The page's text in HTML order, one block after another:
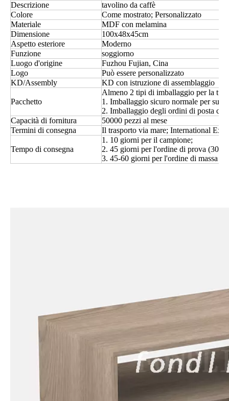
Descrizione
tavolino da caffè
Colore
Come mostrato; Personalizzato
Materiale
MDF con melamina
Dimensione
100x48x45cm
Aspetto esteriore
Moderno
Funzione
soggiorno
Luogo d'origine
Fuzhou Fujian, Cina
Logo
Può essere personalizzato
KD/Assembly
KD con istruzione di assemblaggio
Pacchetto
Almeno 2 tipi di imballaggio per la tua
1. Imballaggio sicuro normale per
2. Imballaggio degli ordini di posta
Capacità di fornitura
50000 pezzi al mese
Termini di consegna
Il trasporto via mare; International
Tempo di consegna
1. 10 giorni per il campione;
2. 45 giorni per l'ordine di prova (300
3. 45-60 giorni per l'ordine di massa